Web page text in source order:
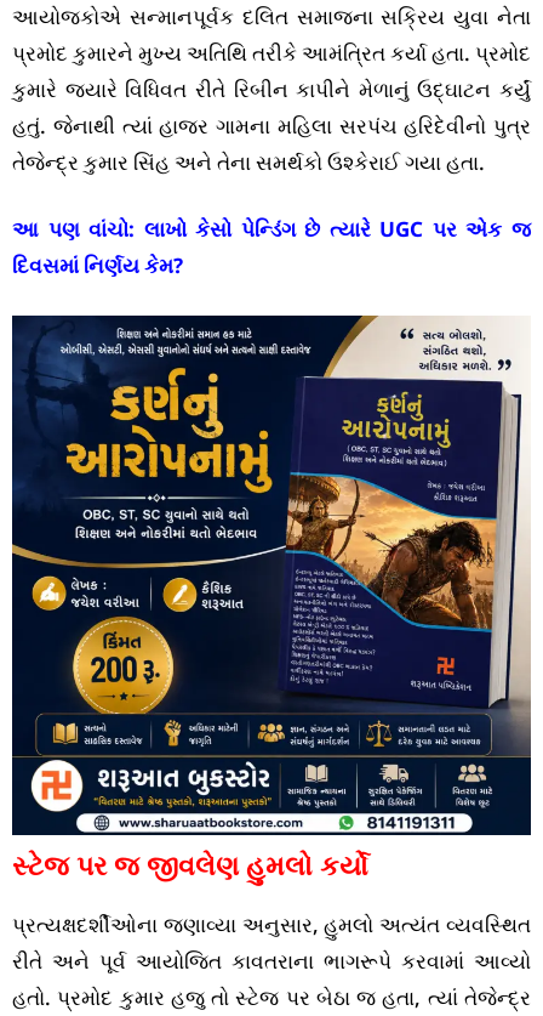
આયોજકોએ સન્માનપૂર્વક દલિત સમાજના સક્રિય યુવા નેતા
પ્રમોદ કુમારને મુખ્ય અતિથિ તરીકે આમંત્રિત કર્યા હતા. પ્રમોદ
કુમારે જ્યારે વિધિવત રીતે રિબીન કાપીને મેળાનું ઉદ્ઘાટન કર્યું
હતું. જેનાથી ત્યાં હાજર ગામના મહિલા સરપંચ હરિદેવીનો પુત્ર
તેજેન્દ્ર કુમાર સિંહ અને તેના સમર્થકો ઉશ્કેરાઈ ગયા હતા.
આ પણ વાંચો: લાખો કેસો પેન્ડિંગ છે ત્યારે UGC પર એક જ
દિવસમાં નિર્ણય કેમ?
સ્ટેજ પર જ જીવલેણ હુમલો કર્યો
પ્રત્યક્ષદર્શીઓના જણાવ્યા અનુસાર, હુમલો અત્યંત વ્યવસ્થિત
રીતે અને પૂર્વ આયોજિત કાવતરાના ભાગરૂપે કરવામાં આવ્યો
હતો. પ્રમોદ કુમાર હજુ તો સ્ટેજ પર બેઠા જ હતા, ત્યાં તેજેન્દ્ર